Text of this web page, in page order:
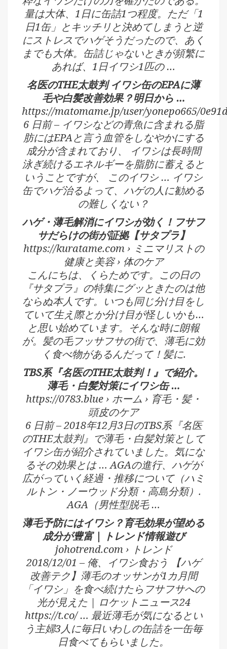
量は大体、1日に缶詰1つ程度。ただ「1
日1缶」とキッチリと決めてしまうと逆
にストレスでハゲそうだったので、あく
までも大体。缶詰じゃないときが頻繁に
あれば、1日イワシ1匹の …
名医のTHE太鼓判 イワシ缶のEPAに薄
毛や白髪改善効果？明日から …
https://matomame.jp/user/yonepo665/
6 日前 – イワシなどの青魚に含まれる脂
肪にはEPAと言う血管をしなやかにする
成分が含まれており、 イワシは長時間
泳ぎ続けるエネルギーを脂肪に蓄えると
いうことですが、 このイワシ … イワシ
缶でハゲ治るよって、ハゲの人に勧める
の難しくない？
ハゲ・薄毛解消にイワシが効く！フサフ
サだらけの街が証拠【サタプラ】
https://kuratame.com › ミニマリストの
健康と美容 › 体のケア
こんにちは、くらためです。この日の
『サタプラ』の特集にグッときたのは他
ならぬ本人です。いつも同じ分け目をし
ていて生え際とか分け目が怪しいかも…
と思い始めています。そんな時に朗報
が。髪の毛フッサフサの街で、薄毛に効
く食べ物があるんだって！髪に.
TBS系『名医のTHE太鼓判！』で紹介。
薄毛・白髪対策にイワシ缶 …
https://0783.blue › ホーム › 育毛・髪・
頭皮のケア
6 日前 – 2018年12月3日のTBS系『名医
のTHE太鼓判』で薄毛・白髪対策として
イワシ缶が紹介されていました。気にな
るその効果とは … AGAの進行、ハゲが
広がっていく経過・推移について（ハミ
ルトン・ノーウッド分類・高島分類）.
AGA（男性型脱毛 …
薄毛予防にはイワシ？育毛効果が望める
成分が豊富 | トレンド情報遊び
johotrend.com › トレンド
2018/12/01 – 俺、イワシ食おう 【ハゲ
改善テク】薄毛のオッサンが1カ月間
「イワシ」を食べ続けたらフサフサへの
光が見えた | ロケットニュース24
https://t.co/ … 最近薄毛が気になるとい
う主婦3人に毎日いわしの缶詰を一缶毎
日食べてもらいました。